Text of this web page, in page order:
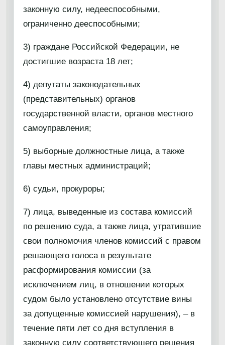
законную силу, недееспособными,
ограниченно дееспособными;
3) граждане Российской Федерации, не
достигшие возраста 18 лет;
4) депутаты законодательных
(представительных) органов
государственной власти, органов местного
самоуправления;
5) выборные должностные лица, а также
главы местных администраций;
6) судьи, прокуроры;
7) лица, выведенные из состава комиссий
по решению суда, а также лица, утратившие
свои полномочия членов комиссий с правом
решающего голоса в результате
расформирования комиссии (за
исключением лиц, в отношении которых
судом было установлено отсутствие вины
за допущенные комиссией нарушения), – в
течение пяти лет со дня вступления в
законную силу соответствующего решения